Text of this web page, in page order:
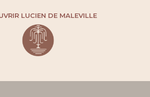
LUCIEN DE MALEVILLE